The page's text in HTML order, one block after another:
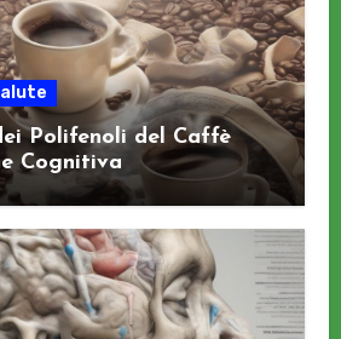
Polifenoli del Caffè
Cognitiva